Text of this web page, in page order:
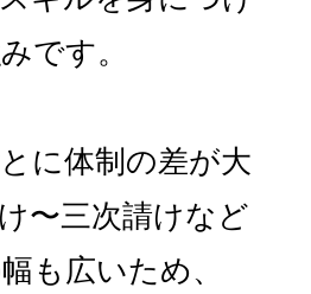
です。
に体制の差が大
〜三次請けなど
も広いため、